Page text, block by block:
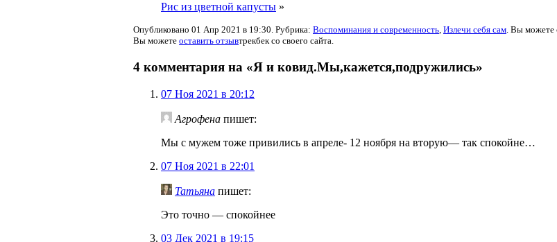
Рис из цветной капусты »
Опубликовано 01 Апр 2021 в 19:30. Рубрика: Воспоминания и современность, Излечи себя сам. Вы можете
Вы можете оставить отзывтрекбек со своего сайта.
4 комментария на «Я и ковид.Мы,кажется,подружились»
07 Ноя 2021 в 20:12
Агрофена пишет:
Мы с мужем тоже привились в апреле- 12 ноября на вторую— так спокойне…
07 Ноя 2021 в 22:01
Татьяна пишет:
Это точно — спокойнее
03 Дек 2021 в 19:15